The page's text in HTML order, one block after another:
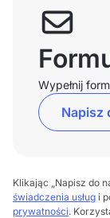
Wypełnij
Napisz
Klikając „Napisz do
świadczenia usług i
prywatności.